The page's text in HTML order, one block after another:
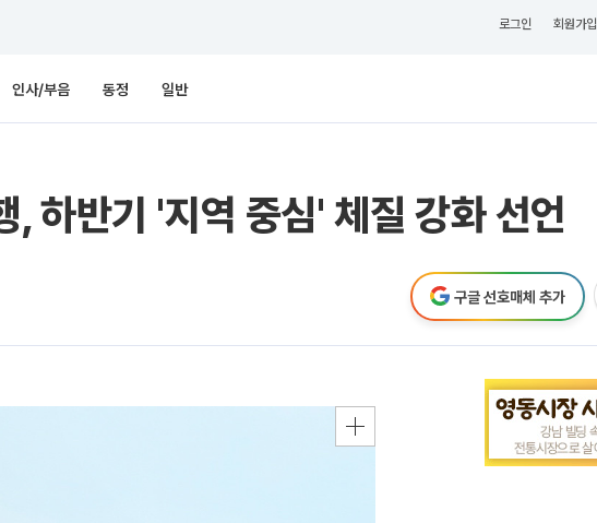
로그인 회원가입
인사/부음 동정 일반
하반기 '지역 중심' 체질 강화 선언
구글 선호매체 추가